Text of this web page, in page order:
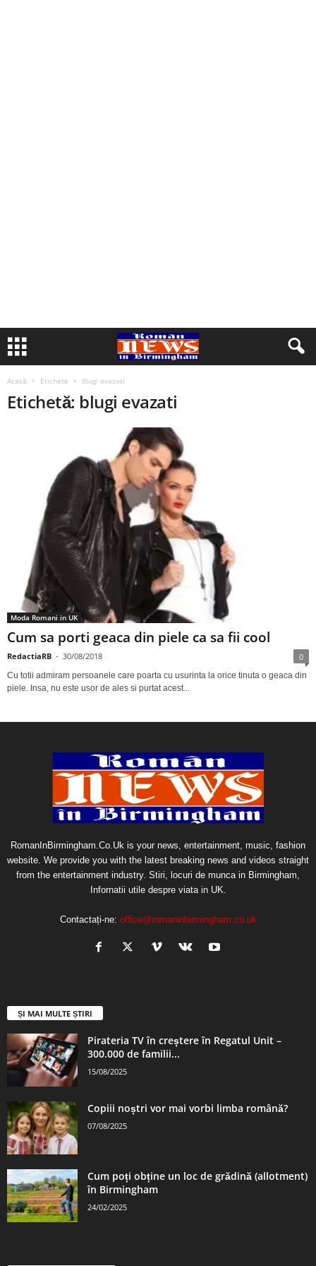
Acasă Etichete Blugi evazati
Etichetă: blugi evazati
Moda Romani in UK
Cum sa porti geaca din piele ca sa fii cool
RedactiaRB - 30/08/2018 0
Cu totii admiram persoanele care poarta cu usurinta la orice tinuta o geaca din
piele. Insa, nu este usor de ales si purtat acest...
RomanInBirmingham.Co.Uk is your news, entertainment, music, fashion
website. We provide you with the latest breaking news and videos straight
from the entertainment industry. Stiri, locuri de munca in Birmingham,
Infornatii utile despre viata in UK.
Contactați-ne: office@romaninbirmingham.co.uk
ȘI MAI MULTE ȘTIRI
Pirateria TV în creștere în Regatul Unit –
300.000 de familii...
15/08/2025
Copiii noștri vor mai vorbi limba română?
07/08/2025
Cum poți obține un loc de grădină (allotment)
în Birmingham
24/02/2025